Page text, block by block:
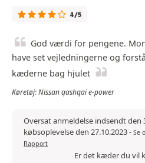
4/5
God værdi for pengene.
have set vejledningerne og
kæderne bag hjulet
Køretøj: Nissan qashqai e-power
Oversat anmeldelse indsendt den
købsoplevelse den 27.10.2023- Se
Rapport
Er det kæder du vil